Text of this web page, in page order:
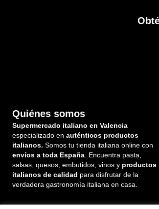
Quiénes somos
Supermercado italiano en Valencia
especializado en auténticos productos
italianos. Somos tu tienda italiana online con
envíos a toda España . Encuentra pasta,
salsas, quesos, embutidos, vinos y productos
italianos de calidad para disfrutar de la
verdadera gastronomía italiana en casa.